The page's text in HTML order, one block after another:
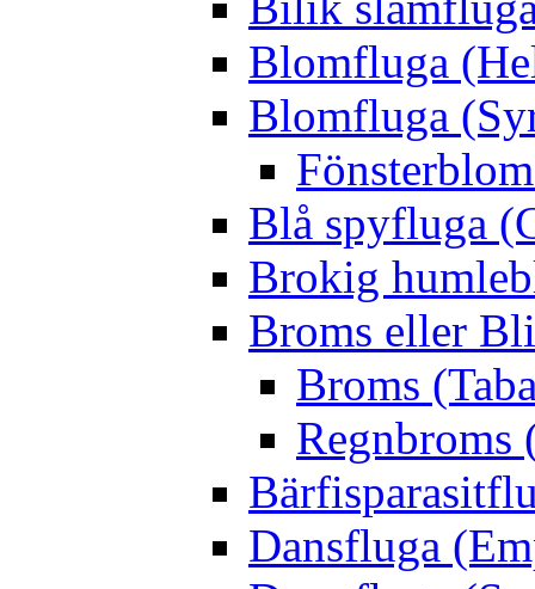
Blomfluga
Blomfluga
Blå spyfluga
Brokig
Broms eller
Broms
Regnbroms
Dansfluga